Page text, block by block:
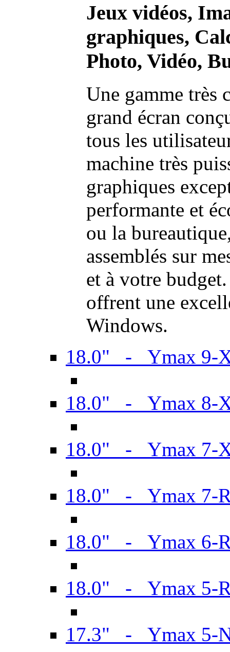
Jeux vidéos,
graphiques,
Photo, Vidéo,
Une gamme très
grand écran
tous les
machine très
graphiques
performante et
ou la
assemblés sur
et à votre
offrent une
Windows.
18.0" - Ymax 9-
18.0" - Ymax 8-
18.0" - Ymax 7-
18.0" - Ymax 7-
18.0" - Ymax 6-
18.0" - Ymax 5-
17.3" - Ymax 5-